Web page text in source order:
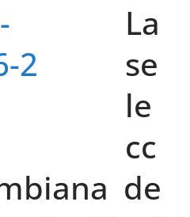
La
se
le
cc
de